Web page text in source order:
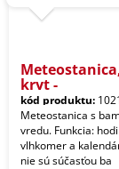
kryt -
kód produktu:
Meteostanica s
vredu. Funkcia:
vlhkomer a
nie sú súčasťou ba